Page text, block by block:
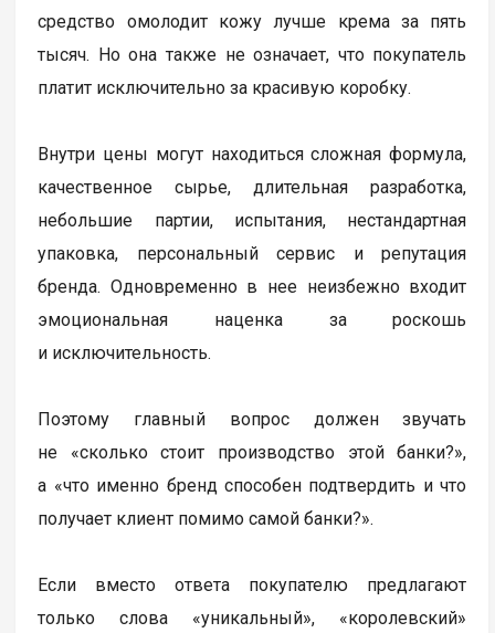
средство омолодит кожу лучше крема за пять
тысяч. Но она также не означает, что покупатель
платит исключительно за красивую коробку.
Внутри цены могут находиться сложная формула,
качественное сырье, длительная разработка,
небольшие партии, испытания, нестандартная
упаковка, персональный сервис и репутация
бренда. Одновременно в нее неизбежно входит
эмоциональная наценка за роскошь
и исключительность.
Поэтому главный вопрос должен звучать
не «сколько стоит производство этой банки?»,
а «что именно бренд способен подтвердить и что
получает клиент помимо самой банки?».
Если вместо ответа покупателю предлагают
только слова «уникальный», «королевский»